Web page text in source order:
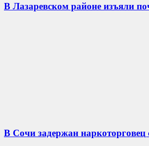
В Лазаревском районе изъяли
В Сочи задержан